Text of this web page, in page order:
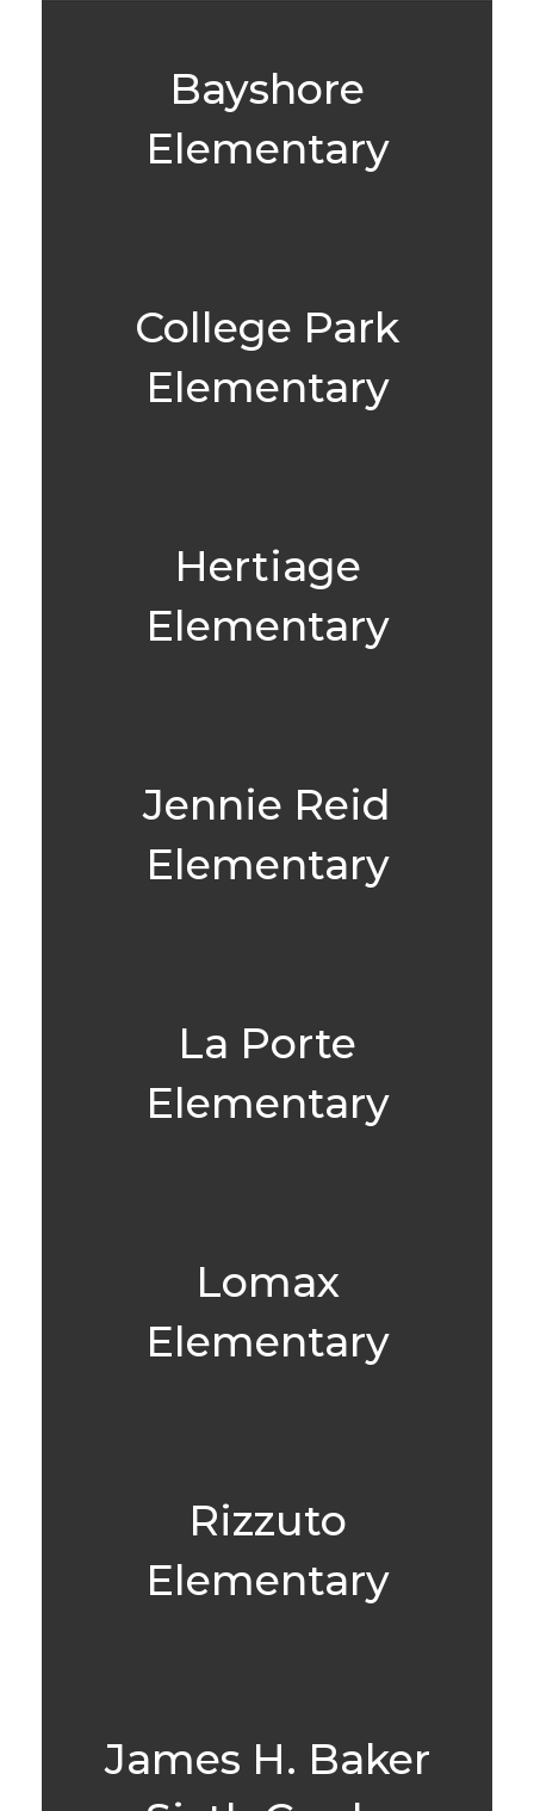
Bayshore
Elementary
College Park
Elementary
Hertiage
Elementary
Jennie Reid
Elementary
La Porte
Elementary
Lomax
Elementary
Rizzuto
Elementary
James H. Baker